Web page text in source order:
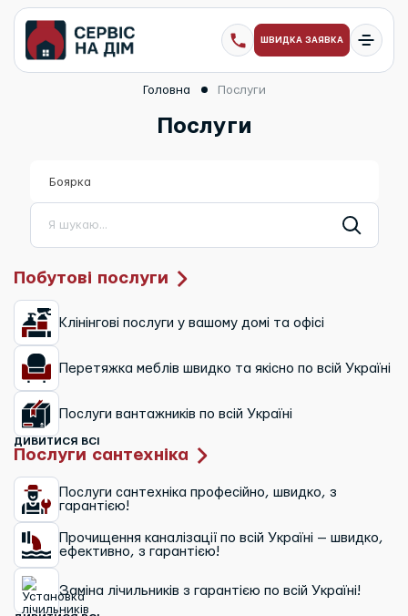
ШВИДКА ЗАЯВКА
Головна Послуги
Послуги
Боярка
Я шукаю...
Побутові послуги
Клінінгові послуги у вашому домі та офісі
Перетяжка меблів швидко та якісно по всій Україні
Послуги вантажників по всій Україні
ДИВИТИСЯ ВСІ
Послуги сантехніка
Послуги сантехніка професійно, швидко, з
гарантією!
Прочищення каналізації по всій Україні — швидко,
ефективно, з гарантією!
Заміна лічильників з гарантією по всій Україні!